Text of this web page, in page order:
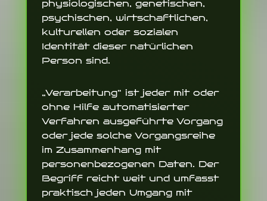
physiologischen, genetischen,
psychischen, wirtschaftlichen,
kulturellen oder sozialen
Identität dieser natürlichen
Person sind.
„Verarbeitung“ ist jeder mit oder
ohne Hilfe automatisierter
Verfahren ausgeführte Vorgang
oder jede solche Vorgangsreihe
im Zusammenhang mit
personenbezogenen Daten. Der
Begriff reicht weit und umfasst
praktisch jeden Umgang mit